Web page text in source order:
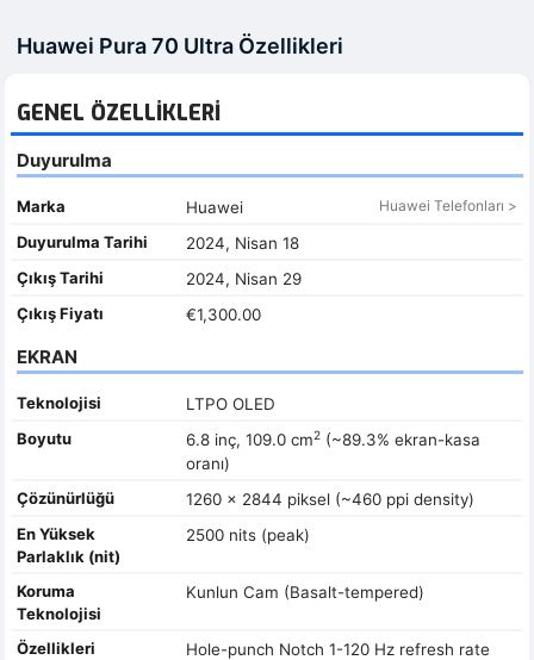
Huawei Pura 70 Ultra Özellikleri
GENEL ÖZELLIKLERI
Duyurulma
Marka Huawei Huawei Telefonları >
Duyurulma Tarihi
2024, Nisan 18
Çıkış Tarihi
2024, Nisan 29
Çıkış Fiyatı
€1,300.00
EKRAN
Teknolojisi
LTPO OLED
Boyutu
6.8 inç, 109.0 cm2(~89.3% ekran-kasa
oranı)
Çözünürlüğü
1260 x 2844 piksel (~460 ppi density)
En Yüksek
Parlaklık (nit)
2500 nits (peak)
Koruma
Teknolojisi
Kunlun Cam (Basalt-tempered)
Özellikleri
Hole-punch Notch 1-120 Hz refresh rate